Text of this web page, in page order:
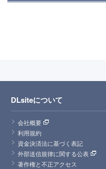
DLsiteについて
会社概要
利用規約
資金決済法に基づく表記
外部送信規律に関する公表
著作権と不正アクセス